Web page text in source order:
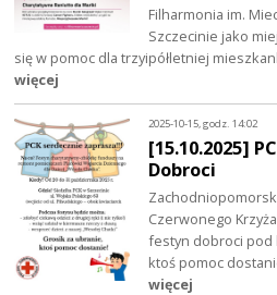
Filharmonia im.
Szczecinie jako
się w pomoc dla trzyipółletniej
więcej
2025-10-15, godz. 14:02
[15.10.2025]
Dobroci
Czerwonego
festyn dobroci pod
ktoś pomoc
więcej